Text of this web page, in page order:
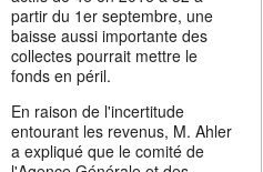
partir du 1er septembre, une
baisse aussi importante des
collectes pourrait mettre le
fonds en péril.
En raison de l'incertitude
entourant les revenus, M. Ahler
a expliqué que le comité de